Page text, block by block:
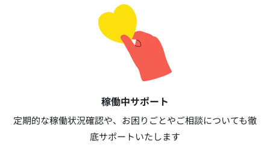
稼働中サポート​
定期的な稼働状況確認や、お困りごとやご相談についても徹
底サポートいたします​​